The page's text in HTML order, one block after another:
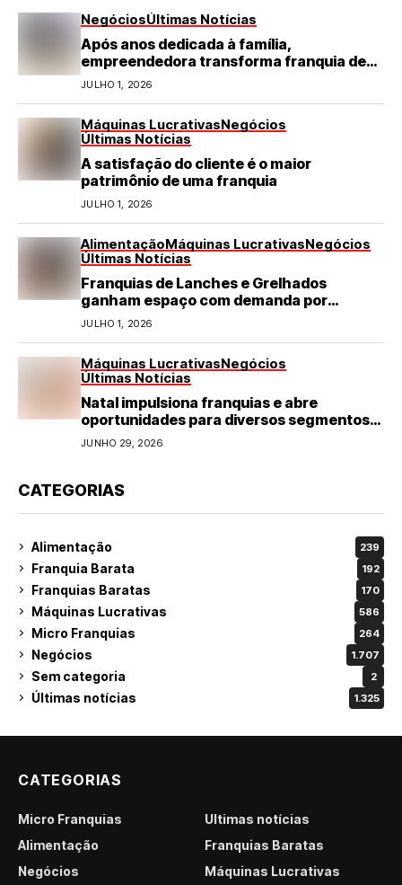
NegóciosÚltimas Notícias
Após anos dedicada à família,
empreendedora transforma franquia de
turismo em negócio de destaque no RN
JULHO 1, 2026
Máquinas LucrativasNegócios
Últimas Notícias
A satisfação do cliente é o maior
patrimônio de uma franquia
JULHO 1, 2026
AlimentaçãoMáquinas LucrativasNegócios
Últimas Notícias
Franquias de Lanches e Grelhados
ganham espaço com demanda por
refeições rápidas e de qualidade
JULHO 1, 2026
Máquinas LucrativasNegócios
Últimas Notícias
Natal impulsiona franquias e abre
oportunidades para diversos segmentos
do varejo
JUNHO 29, 2026
CATEGORIAS
Alimentação 239
Franquia Barata 192
Franquias Baratas 170
Máquinas Lucrativas 586
Micro Franquias 264
Negócios 1.707
Sem categoria 2
Últimas notícias 1.325
CATEGORIAS
Micro Franquias
Últimas notícias
Alimentação
Franquias Baratas
Negócios
Máquinas Lucrativas